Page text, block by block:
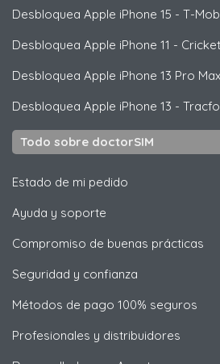
Desbloquea Apple iPhone 15 - T-
Desbloquea Apple iPhone 11 -
Desbloquea Apple iPhone 13 Pro
Desbloquea Apple iPhone 13 -
Todo sobre doctorSIM
Estado de mi pedido
Ayuda y soporte
Compromiso de buenas prácticas
Seguridad y confianza
Métodos de pago 100% seguros
Profesionales y distribuidores